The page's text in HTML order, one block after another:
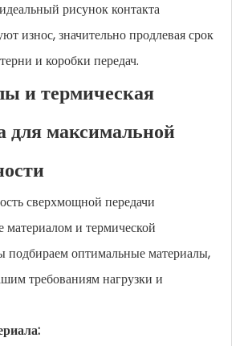
рисунок контакта
износ, значительно продлевая срок
и коробки передач.
и термическая
для максимальной
сверхмощной передачи
материалом и термической
подбираем оптимальные материалы,
требованиям нагрузки и